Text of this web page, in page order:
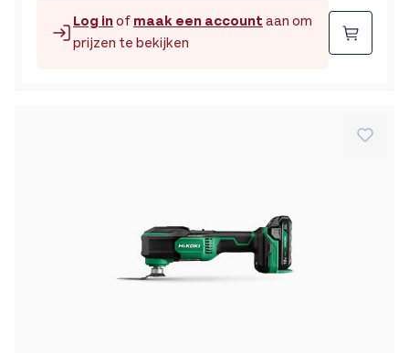
Log inof maak een account aan om
prijzen te bekijken